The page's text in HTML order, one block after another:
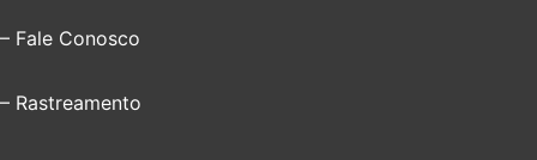
– Fale Conosco
– Rastreamento